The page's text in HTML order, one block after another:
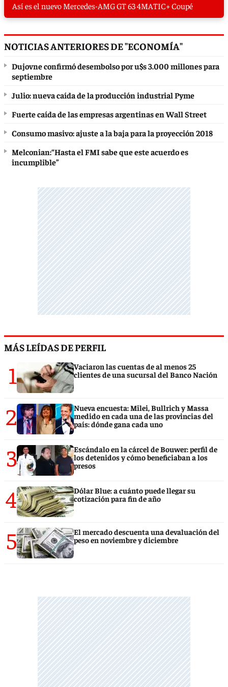
Así es el nuevo Mercedes-AMG GT 63 4MATIC+ Coupé
NOTICIAS ANTERIORES DE "ECONOMÍA"
Dujovne confirmó desembolso por u$s 3.000 millones para
septiembre
Julio: nueva caída de la producción industrial Pyme
Fuerte caída de las empresas argentinas en Wall Street
Consumo masivo: ajuste a la baja para la proyección 2018
Melconian:“Hasta el FMI sabe que este acuerdo es
incumplible”
MÁS LEÍDAS DE PERFIL
1
Vaciaron las cuentas de al menos 25
clientes de una sucursal del Banco Nación
2
Nueva encuesta: Milei, Bullrich y Massa
medido en cada una de las provincias del
país: dónde gana cada uno
3
Escándalo en la cárcel de Bouwer: perfil de
los detenidos y cómo beneficiaban a los
presos
4
Dólar Blue: a cuánto puede llegar su
cotización para fin de año
5
El mercado descuenta una devaluación del
peso en noviembre y diciembre